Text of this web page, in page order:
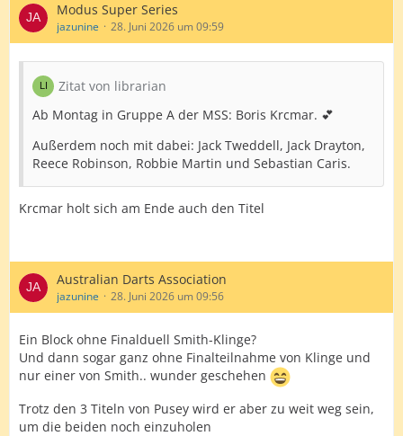
Modus Super Series
jazunine 28. Juni 2026 um 09:59
Zitat von librarian
Ab Montag in Gruppe A der MSS: Boris Krcmar. 💕
Außerdem noch mit dabei: Jack Tweddell, Jack Drayton,
Reece Robinson, Robbie Martin und Sebastian Caris.
Krcmar holt sich am Ende auch den Titel
Australian Darts Association
jazunine 28. Juni 2026 um 09:56
Ein Block ohne Finalduell Smith-Klinge?
Und dann sogar ganz ohne Finalteilnahme von Klinge und
nur einer von Smith.. wunder geschehen
Trotz den 3 Titeln von Pusey wird er aber zu weit weg sein,
um die beiden noch einzuholen